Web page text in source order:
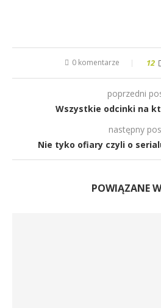
0 komentarze 12
poprzedni
Wszystkie odcinki na
następny
Nie tyko ofiary czyli o
POWIĄZANE